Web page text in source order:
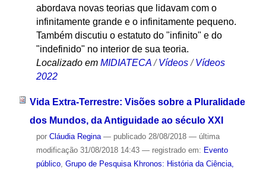
abordava novas teorias que lidavam com o
infinitamente grande e o infinitamente pequeno.
Também discutiu o estatuto do "infinito" e do
"indefinido" no interior de sua teoria.
Localizado em MIDIATECA /Vídeos /Vídeos
2022
Vida Extra-Terrestre: Visões sobre a Pluralidade
dos Mundos, da Antiguidade ao século XXI
por Cláudia Regina — publicado28/08/2018 — última
modificação31/08/2018 14:43 — registrado em: Evento
público, Grupo de Pesquisa Khronos: História da Ciência,